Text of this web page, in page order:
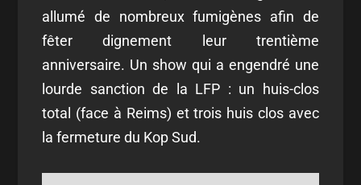
allumé de nombreux fumigènes afin de
fêter dignement leur trentième
anniversaire. Un show qui a engendré une
lourde sanction de la LFP : un huis-clos
total (face à Reims) et trois huis clos avec
la fermeture du Kop Sud.